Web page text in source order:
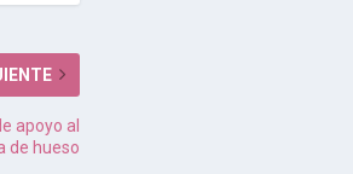
apoyo al
de hueso